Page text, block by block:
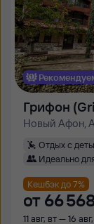
Грифон
Новый Афон,
Отдых с
Идеально
Кешбэк до 7%
от 66
11 авг, вт — 16